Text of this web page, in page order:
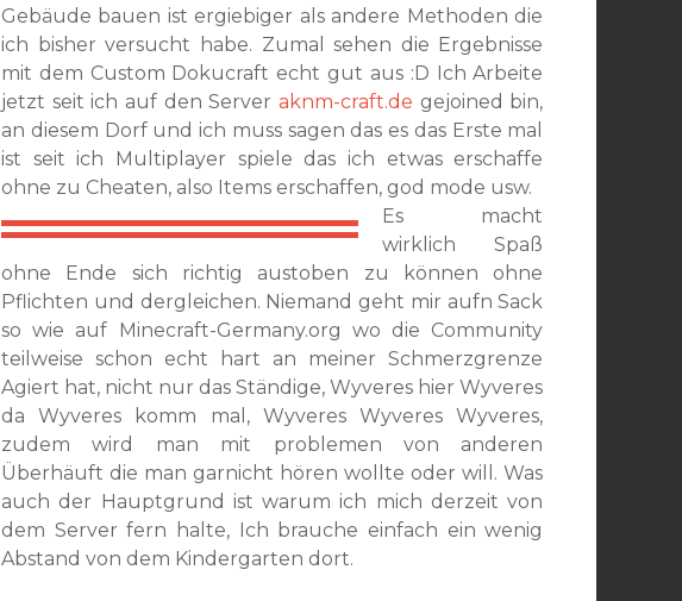
Gebäude bauen ist ergiebiger als andere Methoden die
ich bisher versucht habe. Zumal sehen die Ergebnisse
mit dem Custom Dokucraft echt gut aus :D Ich Arbeite
jetzt seit ich auf den Serveraknm-craft.de gejoined bin,
an diesem Dorf und ich muss sagen das es das Erste mal
ist seit ich Multiplayer spiele das ich etwas erschaffe
ohne zu Cheaten, also Items erschaffen, god mode usw.
Es macht
wirklich Spaß
ohne Ende sich richtig austoben zu können ohne
Pflichten und dergleichen. Niemand geht mir aufn Sack
so wie auf Minecraft-Germany.org wo die Community
teilweise schon echt hart an meiner Schmerzgrenze
Agiert hat, nicht nur das Ständige, Wyveres hier Wyveres
da Wyveres komm mal, Wyveres Wyveres Wyveres,
zudem wird man mit problemen von anderen
Überhäuft die man garnicht hören wollte oder will. Was
auch der Hauptgrund ist warum ich mich derzeit von
dem Server fern halte, Ich brauche einfach ein wenig
Abstand von dem Kindergarten dort.